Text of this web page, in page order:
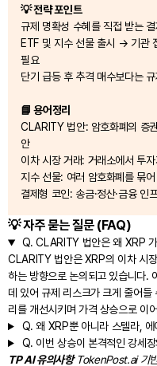
💡 전략 포인트
규제 명확성 수혜를 직접 받는
ETF 및 지수 선물 출시 → 기관
필요
단기 급등 후 추격 매수보다는
📘 용어정리
CLARITY 법안: 암호화폐의 증
안
이차 시장 거래: 거래소에서 투
지수 선물: 여러 암호화폐를 묶
결제형 코인: 송금·정산·금융 인
💡 자주 묻는 질문 (FAQ)
Q. CLARITY 법안은 왜 XRP
CLARITY 법안은 XRP의 이차 시
하는 방향으로 논의되고 있습니다.
데 있어 규제 리스크가 크게 줄어
리를 개선시키며 가격 상승으로 이
Q. 왜 XRP뿐 아니라 스텔라,
Q. 이번 상승이 본격적인 강세
TP AI 유의사항TokenPost.ai 기반